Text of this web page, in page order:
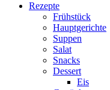
Rezepte
Frühstück
Hauptgerichte
Suppen
Salat
Snacks
Dessert
Eis